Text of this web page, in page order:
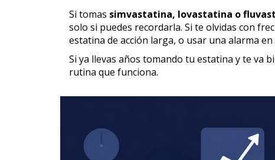
Si tomas simvastatina, lovastatina o
solo si puedes recordarla. Si te olvidas con
estatina de acción larga, o usar una alarma
Si ya llevas años tomando tu estatina y te va
rutina que funciona.